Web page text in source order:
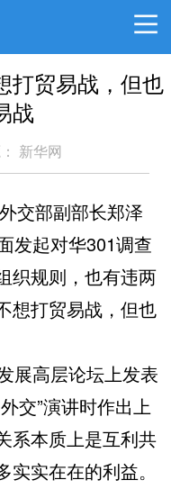
打贸易战，但也
战
新华网
部副部长郑泽
发起对华301调查
织规则，也有违两
想打贸易战，但也
高层论坛上发表
交”演讲时作出上
系本质上是互利共
实在在的利益。